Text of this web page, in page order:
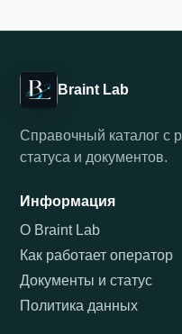
Braint Lab
Справочный каталог с
статуса и документов.
Информация
О Braint Lab
Как работает оператор
Документы и статус
Политика данных